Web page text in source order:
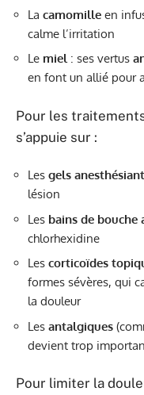
La camomille en
calme l’irritation
Le miel: ses vertus
en font un allié pour
Pour les
s’appuie sur :
Les gels
lésion
Les bains de bouche
chlorhexidine
Les corticoïdes
formes sévères, qui
la douleur
Les antalgiques
devient trop
Pour limiter la